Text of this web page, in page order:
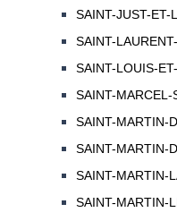
SAINT-JUST-ET-
SAINT-
SAINT-LOUIS-
SAINT-MARCEL-
SAINT-MARTIN-
SAINT-MARTIN-
SAINT-MARTIN-
SAINT-MARTIN-